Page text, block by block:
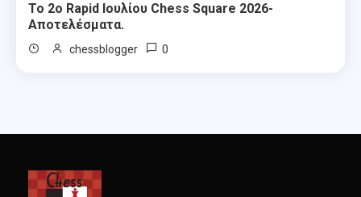
Το 2ο Rapid Ιουλίου Chess Square 2026-
Αποτελέσματα.
chessblogger 0